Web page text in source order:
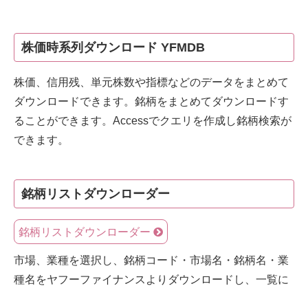
株価時系列ダウンロード YFMDB
株価、信用残、単元株数や指標などのデータをまとめて
ダウンロードできます。銘柄をまとめてダウンロードす
ることができます。Accessでクエリを作成し銘柄検索が
できます。
銘柄リストダウンローダー
銘柄リストダウンローダー
市場、業種を選択し、銘柄コード・市場名・銘柄名・業
種名をヤフーファイナンスよりダウンロードし、一覧に